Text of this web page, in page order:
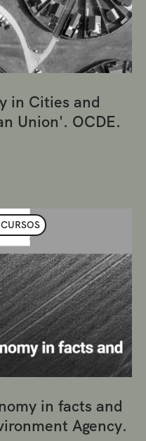
in Cities and
Union'. OCDE.
in facts and
Agency.